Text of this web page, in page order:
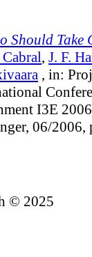
Should Take
, J. F.
, in:
I3E
06/2006,
© 2025